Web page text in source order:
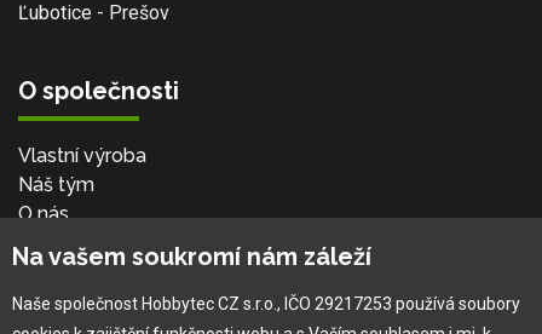
Ľubotice - Prešov
O společnosti
Vlastní výroba
Náš tým
O nás
Pro zákazníka
Na vašem soukromí nám záleží
Naše společnost Hobbytec CZ s.r.o., IČO 29217253 používá soubory